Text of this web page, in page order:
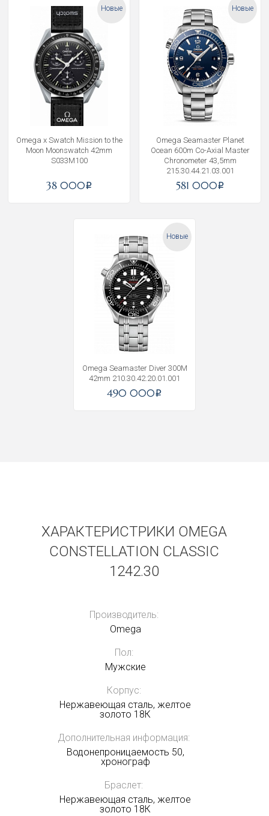
Новые
Omega x Swatch Mission to the
Moon Moonswatch 42mm
S033M100
38 000i
Новые
Omega Seamaster Planet
Ocean 600m Co-Axial Master
Chronometer 43,5mm
215.30.44.21.03.001
581 000i
Новые
Omega Seamaster Diver 300M
42mm 210.30.42.20.01.001
490 000i
ХАРАКТЕРИСТРИКИ OMEGA
CONSTELLATION CLASSIC
1242.30
Производитель:
Omega
Пол:
Мужские
Корпус:
Нержавеющая сталь, желтое
золото 18К
Дополнительная информация:
Водонепроницаемость 50,
хронограф
Браслет:
Нержавеющая сталь, желтое
золото 18К
Получать на почту